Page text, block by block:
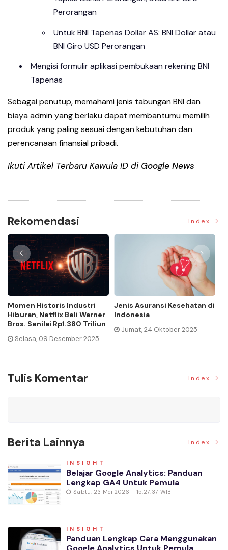
Perorangan
Untuk BNI Tapenas Dollar AS: BNI Dollar atau
BNI Giro USD Perorangan
Mengisi formulir aplikasi pembukaan rekening BNI
Tapenas
Sebagai penutup, memahami jenis tabungan BNI dan
biaya admin yang berlaku dapat membantumu memilih
produk yang paling sesuai dengan kebutuhan dan
perencanaan finansial pribadi.
Ikuti Artikel Terbaru Kawula ID di Google News
Rekomendasi Index
Momen Historis Industri
Hiburan, Netflix Beli Warner
Bros. Senilai Rp1.380 Triliun
Selasa, 09 Desember 2025
Jenis Asuransi Kesehatan di
Indonesia
Jumat, 24 Oktober 2025
Tulis Komentar Index
Berita Lainnya Index
INSIGHT
Belajar Google Analytics: Panduan
Lengkap GA4 Untuk Pemula
Sabtu, 23 Mei 2026 - 15:27:37 WIB
INSIGHT
Panduan Lengkap Cara Menggunakan